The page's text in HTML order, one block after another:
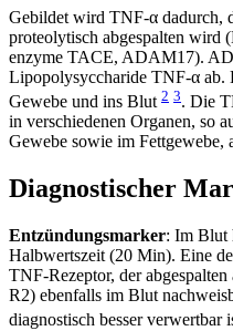
Gebildet wird TNF-α dadurch,
proteolytisch abgespalten wird
enzyme TACE, ADAM17).
Lipopolysyccharide TNF-α ab.
Gewebe und ins Blut 2 3. Die
in verschiedenen Organen, so
Gewebe sowie im Fettgewebe,
Diagnostischer
Entzündungsmarker: Im Blut
Halbwertszeit (20 Min). Eine
TNF-Rezeptor, der
R2) ebenfalls im Blut
diagnostisch besser verwertbar